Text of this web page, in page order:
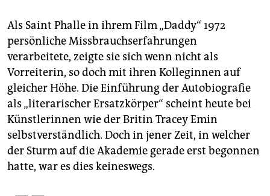
Als Saint Phalle in ihrem Film „Daddy“ 1972
persönliche Missbrauchserfahrungen
verarbeitete, zeigte sie sich wenn nicht als
Vorreiterin, so doch mit ihren Kolleginnen auf
gleicher Höhe. Die Einführung der Autobiografie
als „literarischer Ersatzkörper“ scheint heute bei
Künstlerinnen wie der Britin Tracey Emin
selbstverständlich. Doch in jener Zeit, in welcher
der Sturm auf die Akademie gerade erst begonnen
hatte, war es dies keineswegs.